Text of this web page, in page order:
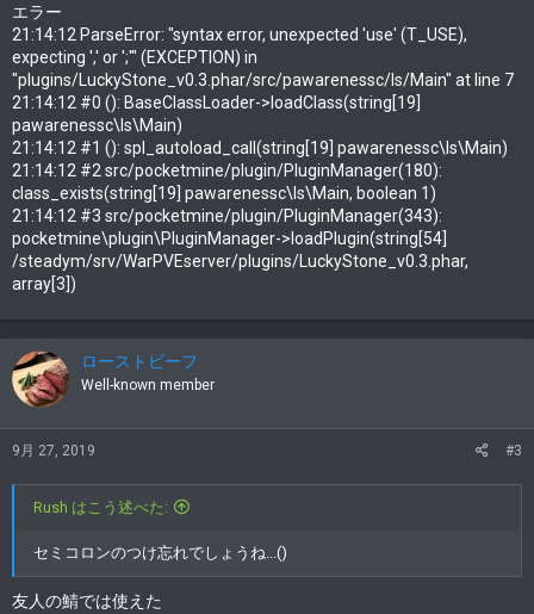
エラー
21:14:12 ParseError: "syntax error, unexpected 'use' (T_USE),
expecting ',' or ';'" (EXCEPTION) in
"plugins/LuckyStone_v0.3.phar/src/pawarenessc/ls/Main" at line 7
21:14:12 #0 (): BaseClassLoader->loadClass(string[19]
pawarenessc\ls\Main)
21:14:12 #1 (): spl_autoload_call(string[19] pawarenessc\ls\Main)
21:14:12 #2 src/pocketmine/plugin/PluginManager(180):
class_exists(string[19] pawarenessc\ls\Main, boolean 1)
21:14:12 #3 src/pocketmine/plugin/PluginManager(343):
pocketmine\plugin\PluginManager->loadPlugin(string[54]
/steadym/srv/WarPVEserver/plugins/LuckyStone_v0.3.phar,
array[3])
ローストビーフ
Well-known member
9月 27, 2019 #3
Rush はこう述べた:
セミコロンのつけ忘れでしょうね...()
友人の鯖では使えた